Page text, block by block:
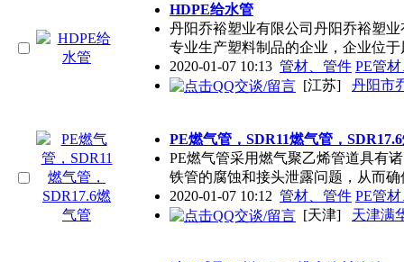
HDPE给水管
丹阳乔裕塑业有限公司丹阳乔裕塑
专业生产塑料制品的企业，企业位于
2020-01-07 10:13 管材、管件 PE管
[江苏]
丹阳市
PE燃气管，SDR11燃气管，
PE燃气管采用燃气聚乙烯管道具有
铁管的腐蚀和接头泄露问题，从而确
2020-01-07 10:12 管材、管件 PE管
[天津]
天津满